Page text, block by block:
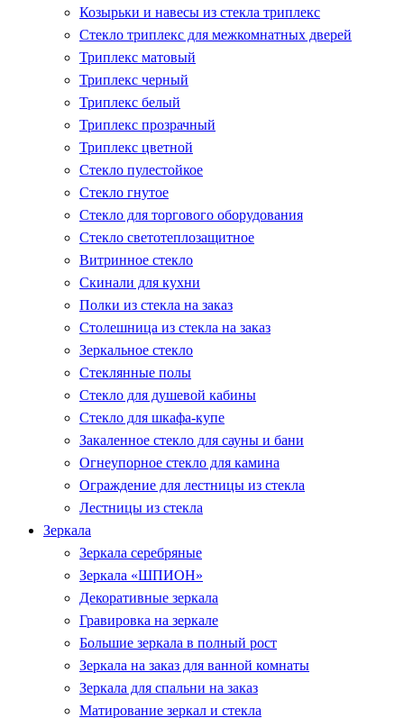
Козырьки и навесы из стекла триплекс
Стекло триплекс для межкомнатных дверей
Триплекс матовый
Триплекс черный
Триплекс белый
Триплекс прозрачный
Триплекс цветной
Стекло пулестойкое
Стекло гнутое
Стекло для торгового оборудования
Стекло светотеплозащитное
Витринное стекло
Скинали для кухни
Полки из стекла на заказ
Столешница из стекла на заказ
Зеркальное стекло
Стеклянные полы
Стекло для душевой кабины
Стекло для шкафа-купе
Закаленное стекло для сауны и бани
Огнеупорное стекло для камина
Ограждение для лестницы из стекла
Лестницы из стекла
Зеркала
Зеркала серебряные
Зеркала «ШПИОН»
Декоративные зеркала
Гравировка на зеркале
Большие зеркала в полный рост
Зеркала на заказ для ванной комнаты
Зеркала для спальни на заказ
Матирование зеркал и стекла